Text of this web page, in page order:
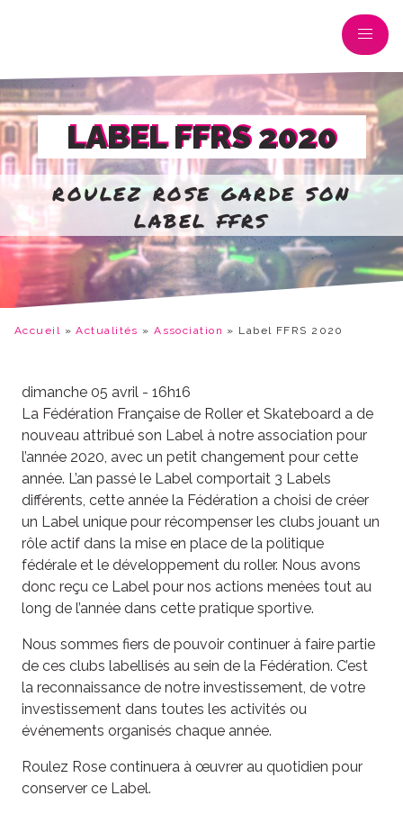
LABEL FFRS 2020
roulez rose garde son
label ffrs
Accueil »Actualités »Association » Label FFRS 2020
dimanche 05 avril - 16h16
La Fédération Française de Roller et Skateboard a de
nouveau attribué son Label à notre association pour
l’année 2020, avec un petit changement pour cette
année. L’an passé le Label comportait 3 Labels
différents, cette année la Fédération a choisi de créer
un Label unique pour récompenser les clubs jouant un
rôle actif dans la mise en place de la politique
fédérale et le développement du roller. Nous avons
donc reçu ce Label pour nos actions menées tout au
long de l’année dans cette pratique sportive.
Nous sommes fiers de pouvoir continuer à faire partie
de ces clubs labellisés au sein de la Fédération. C’est
la reconnaissance de notre investissement, de votre
investissement dans toutes les activités ou
événements organisés chaque année.
Roulez Rose continuera à œuvrer au quotidien pour
conserver ce Label.